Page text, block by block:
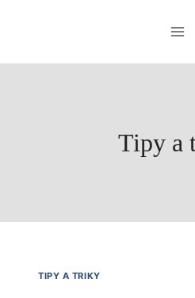
Tipy a
TIPY A TRIKY